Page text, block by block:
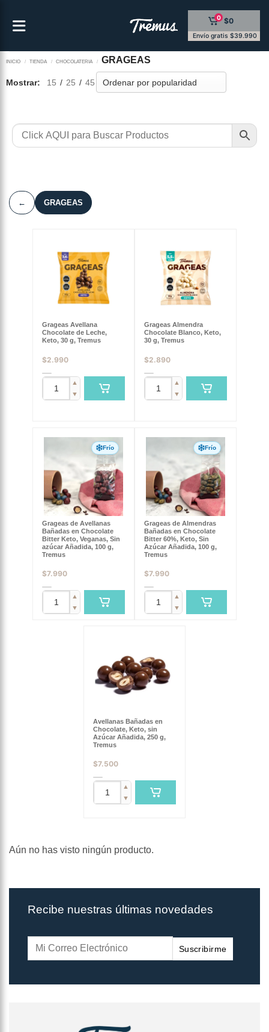
0 $0
Envío gratis $39.990
INICIO / TIENDA / CHOCOLATERIA / GRAGEAS
Mostrar: 15 / 25 / 45
← GRAGEAS
Grageas Avellana
Chocolate de Leche,
Keto, 30 g, Tremus
$2.990
▲
▼
Grageas Almendra
Chocolate Blanco, Keto,
30 g, Tremus
$2.890
▲
▼
Frío
Grageas de Avellanas
Bañadas en Chocolate
Bitter Keto, Veganas, Sin
azúcar Añadida, 100 g,
Tremus
$7.990
▲
▼
Frío
Grageas de Almendras
Bañadas en Chocolate
Bitter 60%, Keto, Sin
Azúcar Añadida, 100 g,
Tremus
$7.990
▲
▼
Avellanas Bañadas en
Chocolate, Keto, sin
Azúcar Añadida, 250 g,
Tremus
$7.500
▲
▼
Aún no has visto ningún producto.
Recibe nuestras últimas novedades
Suscribirme